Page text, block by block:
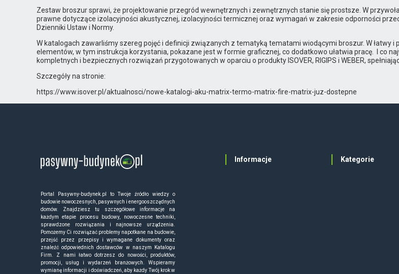
Zestaw broszur sprawi, że projektowanie przegród wewnętrznych i zewnętrznych stanie się prostsze. W
prawne dotyczące izolacyjności akustycznej, izolacyjności termicznej oraz wymagań w zakresie odporności
Dzienniki Ustaw i Normy.
W katalogach zawarliśmy szereg pojęć i definicji związanych z tematyką tematami wiodącymi broszur. W łatwy
elementów, w tym instrukcja korzystania, pokazane jest w formie graficznej, co dodatkowo ułatwia pracę. I co
kompletnych i bezpiecznych rozwiązań przygotowanych w oparciu o produkty ISOVER, RIGIPS i WEBER,
Szczegóły na stronie:
https://www.isover.pl/aktualnosci/nowe-katalogi-aku-matrix-termo-matrix-fire-matrix-juz-dostepne
Portal Pasywny-budynek.pl to Twoje źródło wiedzy o
budowie nowoczesnych, pasywnych i energooszczędnych
domów. Znajdziesz tu szczegółowe informacje na
każdym etapie procesu budowy, nowoczesne techniki,
sprawdzone rozwiązania i najnowsze urządzenia.
Pomożemy Ci rozwiązać problemy napotkane na budowie,
przejść przez przepisy i wymagane dokumenty oraz
znaleźć odpowiednich dostawców w naszym Katalogu
Firm. Z nami łatwo dotrzesz do nowości, produktów,
promocji, usług i wydarzeń branżowych. Wspieramy
wymianę informacji i doświadczeń, aby każdy Twój krok w
Informacje Kategorie